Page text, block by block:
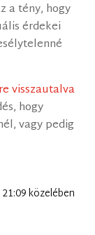
a tény, hogy
érdekei
visszautalva
hogy
vagy pedig
közelében